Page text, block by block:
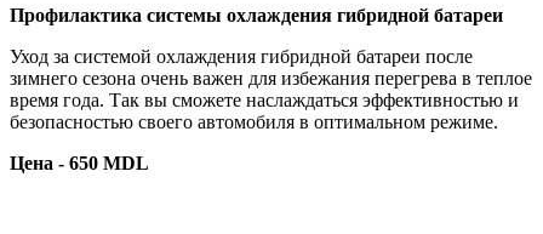
Профилактика системы охлаждения гибридной батареи
Уход за системой охлаждения гибридной батареи после
зимнего сезона очень важен для избежания перегрева в теплое
время года. Так вы сможете наслаждаться эффективностью и
безопасностью своего автомобиля в оптимальном режиме.
Цена - 650 MDL